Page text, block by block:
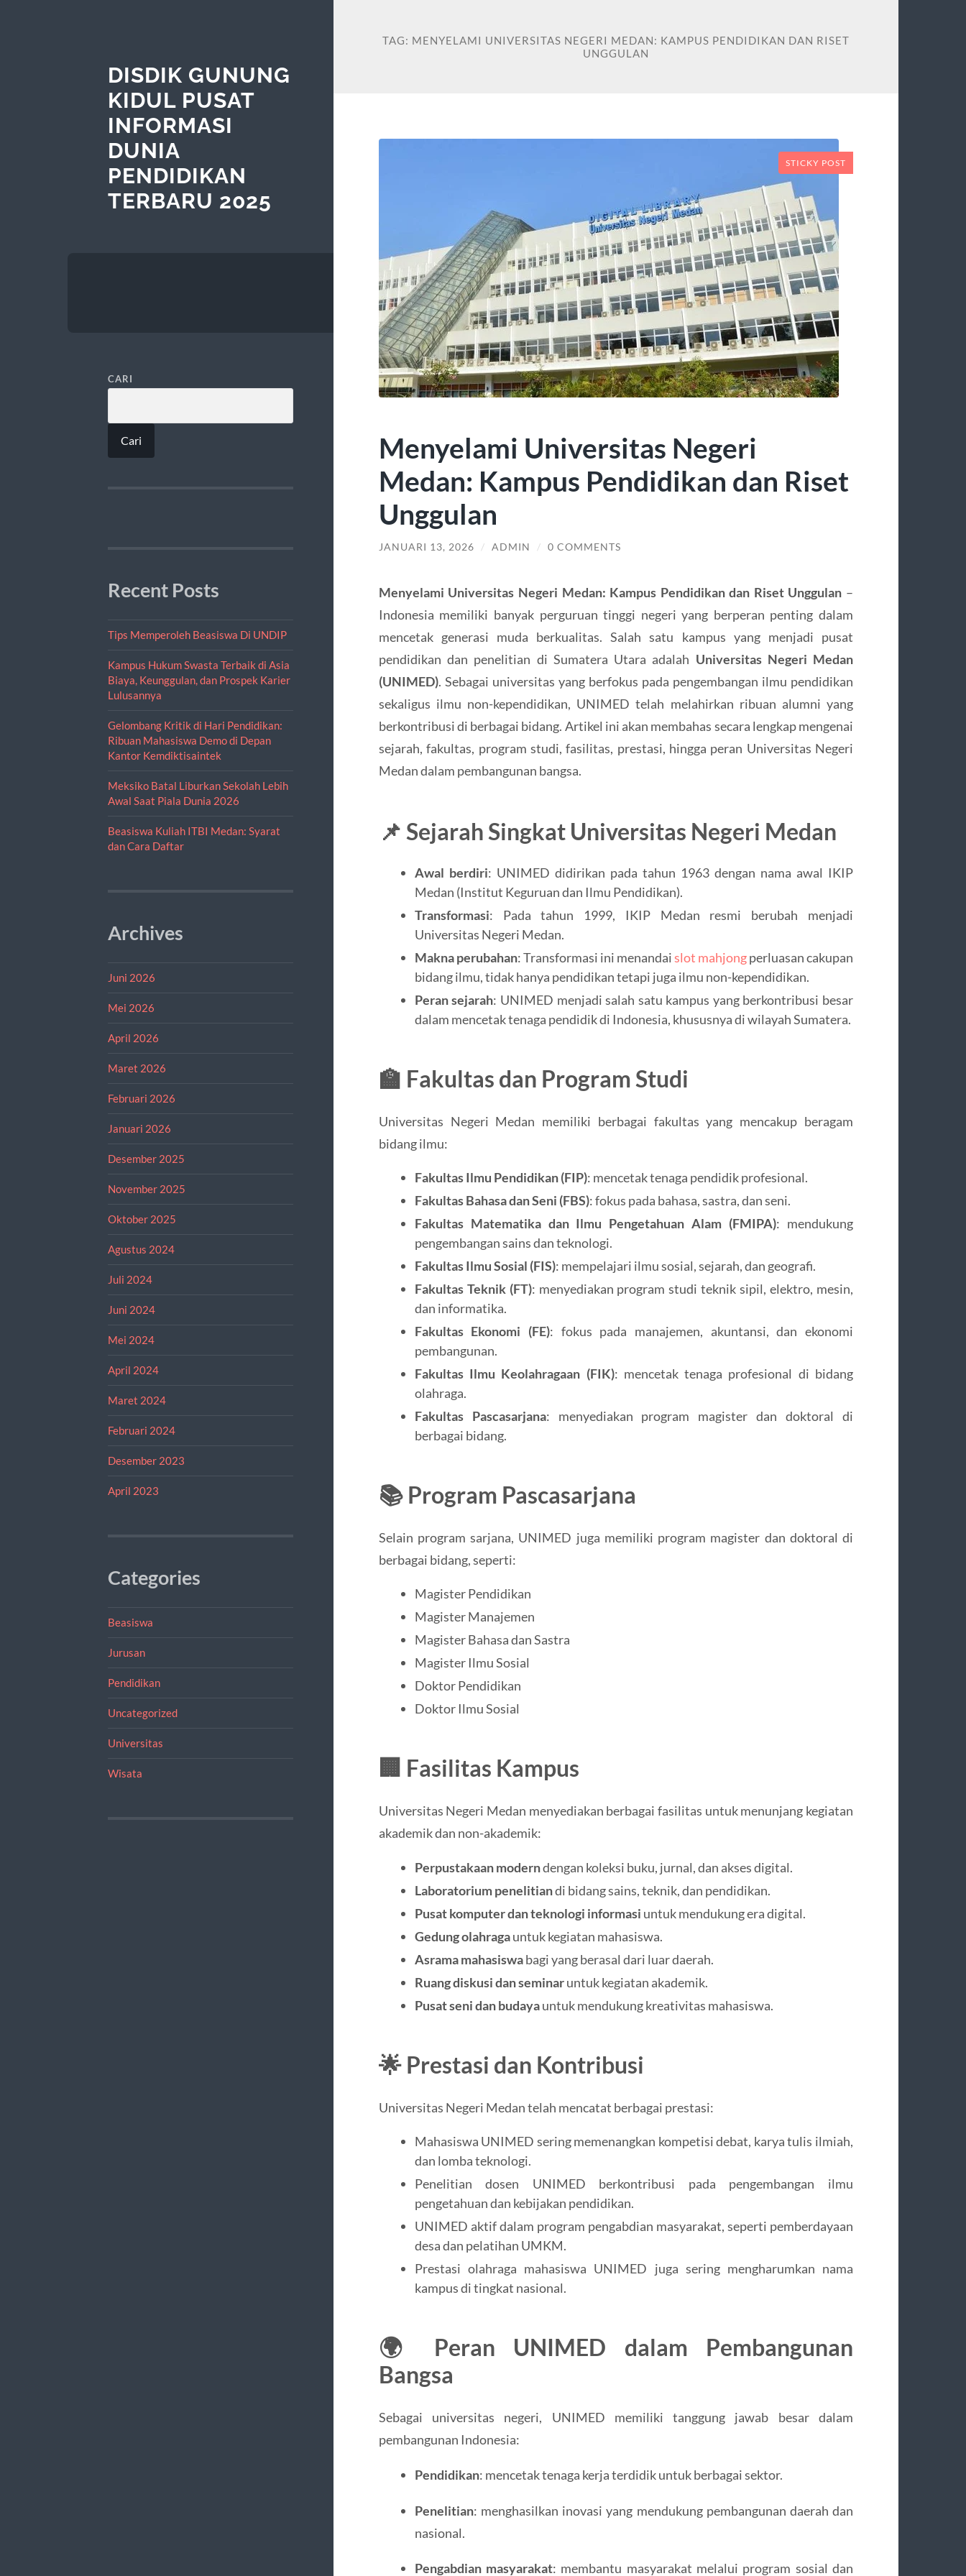
DISDIK GUNUNG
KIDUL PUSAT
INFORMASI
DUNIA
PENDIDIKAN
TERBARU 2025
CARI
Cari
Recent Posts
Tips Memperoleh Beasiswa Di UNDIP
Kampus Hukum Swasta Terbaik di Asia
Biaya, Keunggulan, dan Prospek Karier
Lulusannya
Gelombang Kritik di Hari Pendidikan:
Ribuan Mahasiswa Demo di Depan
Kantor Kemdiktisaintek
Meksiko Batal Liburkan Sekolah Lebih
Awal Saat Piala Dunia 2026
Beasiswa Kuliah ITBI Medan: Syarat
dan Cara Daftar
Archives
Juni 2026
Mei 2026
April 2026
Maret 2026
Februari 2026
Januari 2026
Desember 2025
November 2025
Oktober 2025
Agustus 2024
Juli 2024
Juni 2024
Mei 2024
April 2024
Maret 2024
Februari 2024
Desember 2023
April 2023
Categories
Beasiswa
Jurusan
Pendidikan
Uncategorized
Universitas
Wisata
TAG: MENYELAMI UNIVERSITAS NEGERI MEDAN: KAMPUS PENDIDIKAN DAN RISET
UNGGULAN
STICKY POST
Menyelami Universitas Negeri
Medan: Kampus Pendidikan dan Riset
Unggulan
JANUARI 13, 2026 / ADMIN / 0 COMMENTS
Menyelami Universitas Negeri Medan: Kampus Pendidikan dan Riset Unggulan –
Indonesia memiliki banyak perguruan tinggi negeri yang berperan penting dalam
mencetak generasi muda berkualitas. Salah satu kampus yang menjadi pusat
pendidikan dan penelitian di Sumatera Utara adalah Universitas Negeri Medan
(UNIMED). Sebagai universitas yang berfokus pada pengembangan ilmu pendidikan
sekaligus ilmu non-kependidikan, UNIMED telah melahirkan ribuan alumni yang
berkontribusi di berbagai bidang. Artikel ini akan membahas secara lengkap mengenai
sejarah, fakultas, program studi, fasilitas, prestasi, hingga peran Universitas Negeri
Medan dalam pembangunan bangsa.
📌 Sejarah Singkat Universitas Negeri Medan
Awal berdiri: UNIMED didirikan pada tahun 1963 dengan nama awal IKIP
Medan (Institut Keguruan dan Ilmu Pendidikan).
Transformasi: Pada tahun 1999, IKIP Medan resmi berubah menjadi
Universitas Negeri Medan.
Makna perubahan: Transformasi ini menandaislot mahjongperluasan cakupan
bidang ilmu, tidak hanya pendidikan tetapi juga ilmu non-kependidikan.
Peran sejarah: UNIMED menjadi salah satu kampus yang berkontribusi besar
dalam mencetak tenaga pendidik di Indonesia, khususnya di wilayah Sumatera.
🏫 Fakultas dan Program Studi
Universitas Negeri Medan memiliki berbagai fakultas yang mencakup beragam
bidang ilmu:
Fakultas Ilmu Pendidikan (FIP): mencetak tenaga pendidik profesional.
Fakultas Bahasa dan Seni (FBS): fokus pada bahasa, sastra, dan seni.
Fakultas Matematika dan Ilmu Pengetahuan Alam (FMIPA): mendukung
pengembangan sains dan teknologi.
Fakultas Ilmu Sosial (FIS): mempelajari ilmu sosial, sejarah, dan geografi.
Fakultas Teknik (FT): menyediakan program studi teknik sipil, elektro, mesin,
dan informatika.
Fakultas Ekonomi (FE): fokus pada manajemen, akuntansi, dan ekonomi
pembangunan.
Fakultas Ilmu Keolahragaan (FIK): mencetak tenaga profesional di bidang
olahraga.
Fakultas Pascasarjana: menyediakan program magister dan doktoral di
berbagai bidang.
📚 Program Pascasarjana
Selain program sarjana, UNIMED juga memiliki program magister dan doktoral di
berbagai bidang, seperti:
Magister Pendidikan
Magister Manajemen
Magister Bahasa dan Sastra
Magister Ilmu Sosial
Doktor Pendidikan
Doktor Ilmu Sosial
🏢 Fasilitas Kampus
Universitas Negeri Medan menyediakan berbagai fasilitas untuk menunjang kegiatan
akademik dan non-akademik:
Perpustakaan moderndengan koleksi buku, jurnal, dan akses digital.
Laboratorium penelitiandi bidang sains, teknik, dan pendidikan.
Pusat komputer dan teknologi informasi untuk mendukung era digital.
Gedung olahragauntuk kegiatan mahasiswa.
Asrama mahasiswabagi yang berasal dari luar daerah.
Ruang diskusi dan seminaruntuk kegiatan akademik.
Pusat seni dan budayauntuk mendukung kreativitas mahasiswa.
🌟 Prestasi dan Kontribusi
Universitas Negeri Medan telah mencatat berbagai prestasi:
Mahasiswa UNIMED sering memenangkan kompetisi debat, karya tulis ilmiah,
dan lomba teknologi.
Penelitian dosen UNIMED berkontribusi pada pengembangan ilmu
pengetahuan dan kebijakan pendidikan.
UNIMED aktif dalam program pengabdian masyarakat, seperti pemberdayaan
desa dan pelatihan UMKM.
Prestasi olahraga mahasiswa UNIMED juga sering mengharumkan nama
kampus di tingkat nasional.
🌍 Peran UNIMED dalam Pembangunan
Bangsa
Sebagai universitas negeri, UNIMED memiliki tanggung jawab besar dalam
pembangunan Indonesia:
Pendidikan: mencetak tenaga kerja terdidik untuk berbagai sektor.
Penelitian: menghasilkan inovasi yang mendukung pembangunan daerah dan
nasional.
Pengabdian masyarakat: membantu masyarakat melalui program sosial dan